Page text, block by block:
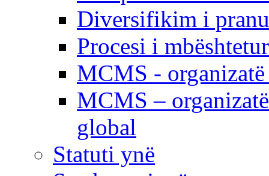
Diversifikim i
Procesi i
MCMS -
MCMS –
global
Statuti ynë